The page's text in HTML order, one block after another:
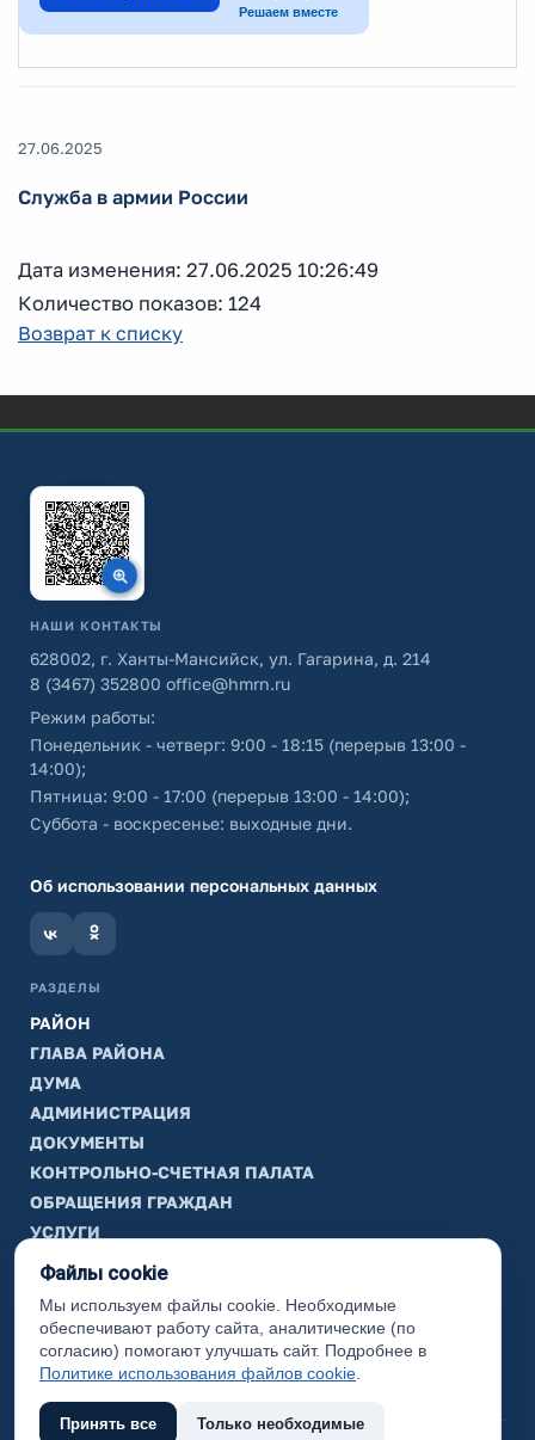
Решаем вместе
27.06.2025
Служба в армии России
Дата изменения: 27.06.2025 10:26:49
Количество показов: 124
Возврат к списку
НАШИ КОНТАКТЫ
628002, г. Ханты-Мансийск, ул. Гагарина, д. 214
8 (3467) 352800 office@hmrn.ru
Режим работы:
Понедельник - четверг: 9:00 - 18:15 (перерыв 13:00 -
14:00);
Пятница: 9:00 - 17:00 (перерыв 13:00 - 14:00);
Суббота - воскресенье: выходные дни.
Об использовании персональных данных
РАЗДЕЛЫ
РАЙОН
ГЛАВА РАЙОНА
ДУМА
АДМИНИСТРАЦИЯ
ДОКУМЕНТЫ
КОНТРОЛЬНО-СЧЕТНАЯ ПАЛАТА
ОБРАЩЕНИЯ ГРАЖДАН
УСЛУГИ
ТИК
ИНФОРМАЦИЯ
Законодательная карта
Карта сайта
Файлы cookie
Мы используем файлы cookie. Необходимые
обеспечивают работу сайта, аналитические (по
согласию) помогают улучшать сайт. Подробнее в
Политике использования файлов cookie
Принять все Только необходимые